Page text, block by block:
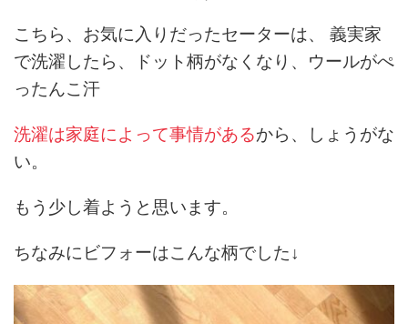
こちら、お気に入りだったセーターは、 義実家
で洗濯したら、ドット柄がなくなり、ウールがぺ
ったんこ汗
洗濯は家庭によって事情があるから、しょうがな
い。
もう少し着ようと思います。
ちなみにビフォーはこんな柄でした↓